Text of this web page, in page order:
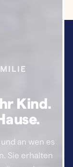
Kind.
an wen es
Sie erhalten